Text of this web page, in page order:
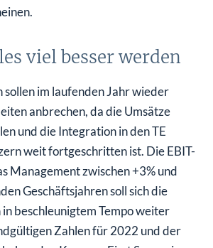
viel besser werden
sollen im laufenden Jahr wieder
anbrechen, da die Umsätze
und die Integration in den TE
weit fortgeschritten ist. Die EBIT-
Management zwischen +3% und
Geschäftsjahren soll sich die
beschleunigtem Tempo weiter
Zahlen für 2022 und der